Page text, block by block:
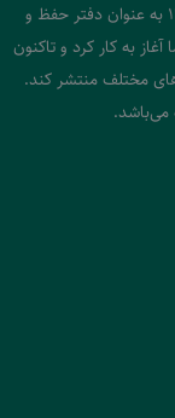
موسسه پژوهشی فرهنگی مصابیح الهدی از سال 1388 به عنوان دفتر حفظ و
به کار کرد و تاکنون
مختلف منتشر کند.
می‌باشد.